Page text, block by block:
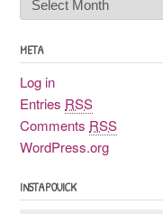
poussiéreuses
META
Log in
Entries RSS
Comments RSS
WordPress.org
INSTAPOUICK